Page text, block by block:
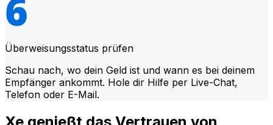
Überweisungsstatus prüfen
Schau nach, wo dein Geld ist und wann es bei deinem
Empfänger ankommt. Hole dir Hilfe per Live-Chat,
Telefon oder E-Mail.